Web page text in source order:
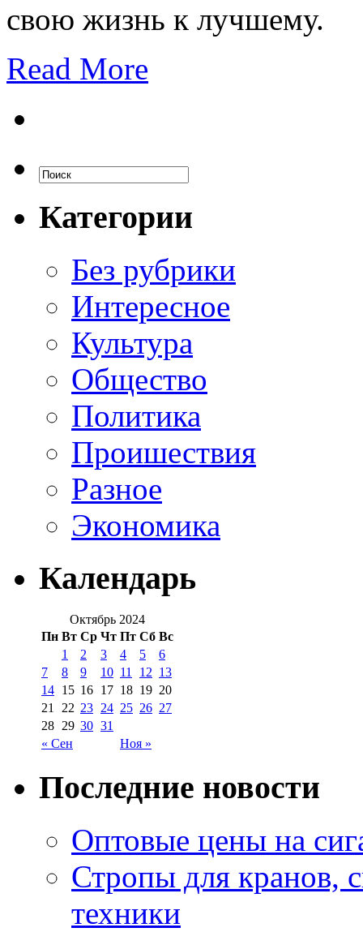
свою жизнь к лучшему.
Read More
Категории
Без рубрики
Интересное
Культура
Общество
Политика
Проишествия
Разное
Экономика
Календарь
Октябрь 2024
Пн Вт Ср Чт Пт Сб Вс
« Сен Ноя »
1 2 3 4 5
6
7
8 9 10 11 12 13
14 15 16 17 18 19 20
21
22 23 24 25 26 27
28 29 30 31
Последние новости
Оптовые цены на
Стропы для кранов,
техники